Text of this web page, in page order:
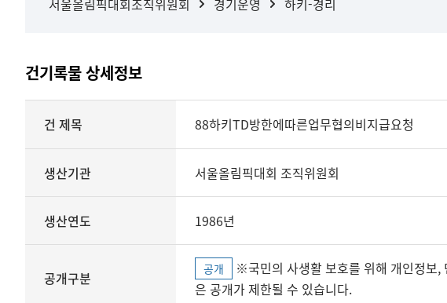
서울올림픽대회조직위원회 경기운영 하키-경리
건기록물 상세정보
건 제목 88하키TD방한에따른업무협의비지급요청
생산기관 서울올림픽대회 조직위원회
생산연도 1986년
공개구분 공개
은 공개가 제한될 수 있습니다.